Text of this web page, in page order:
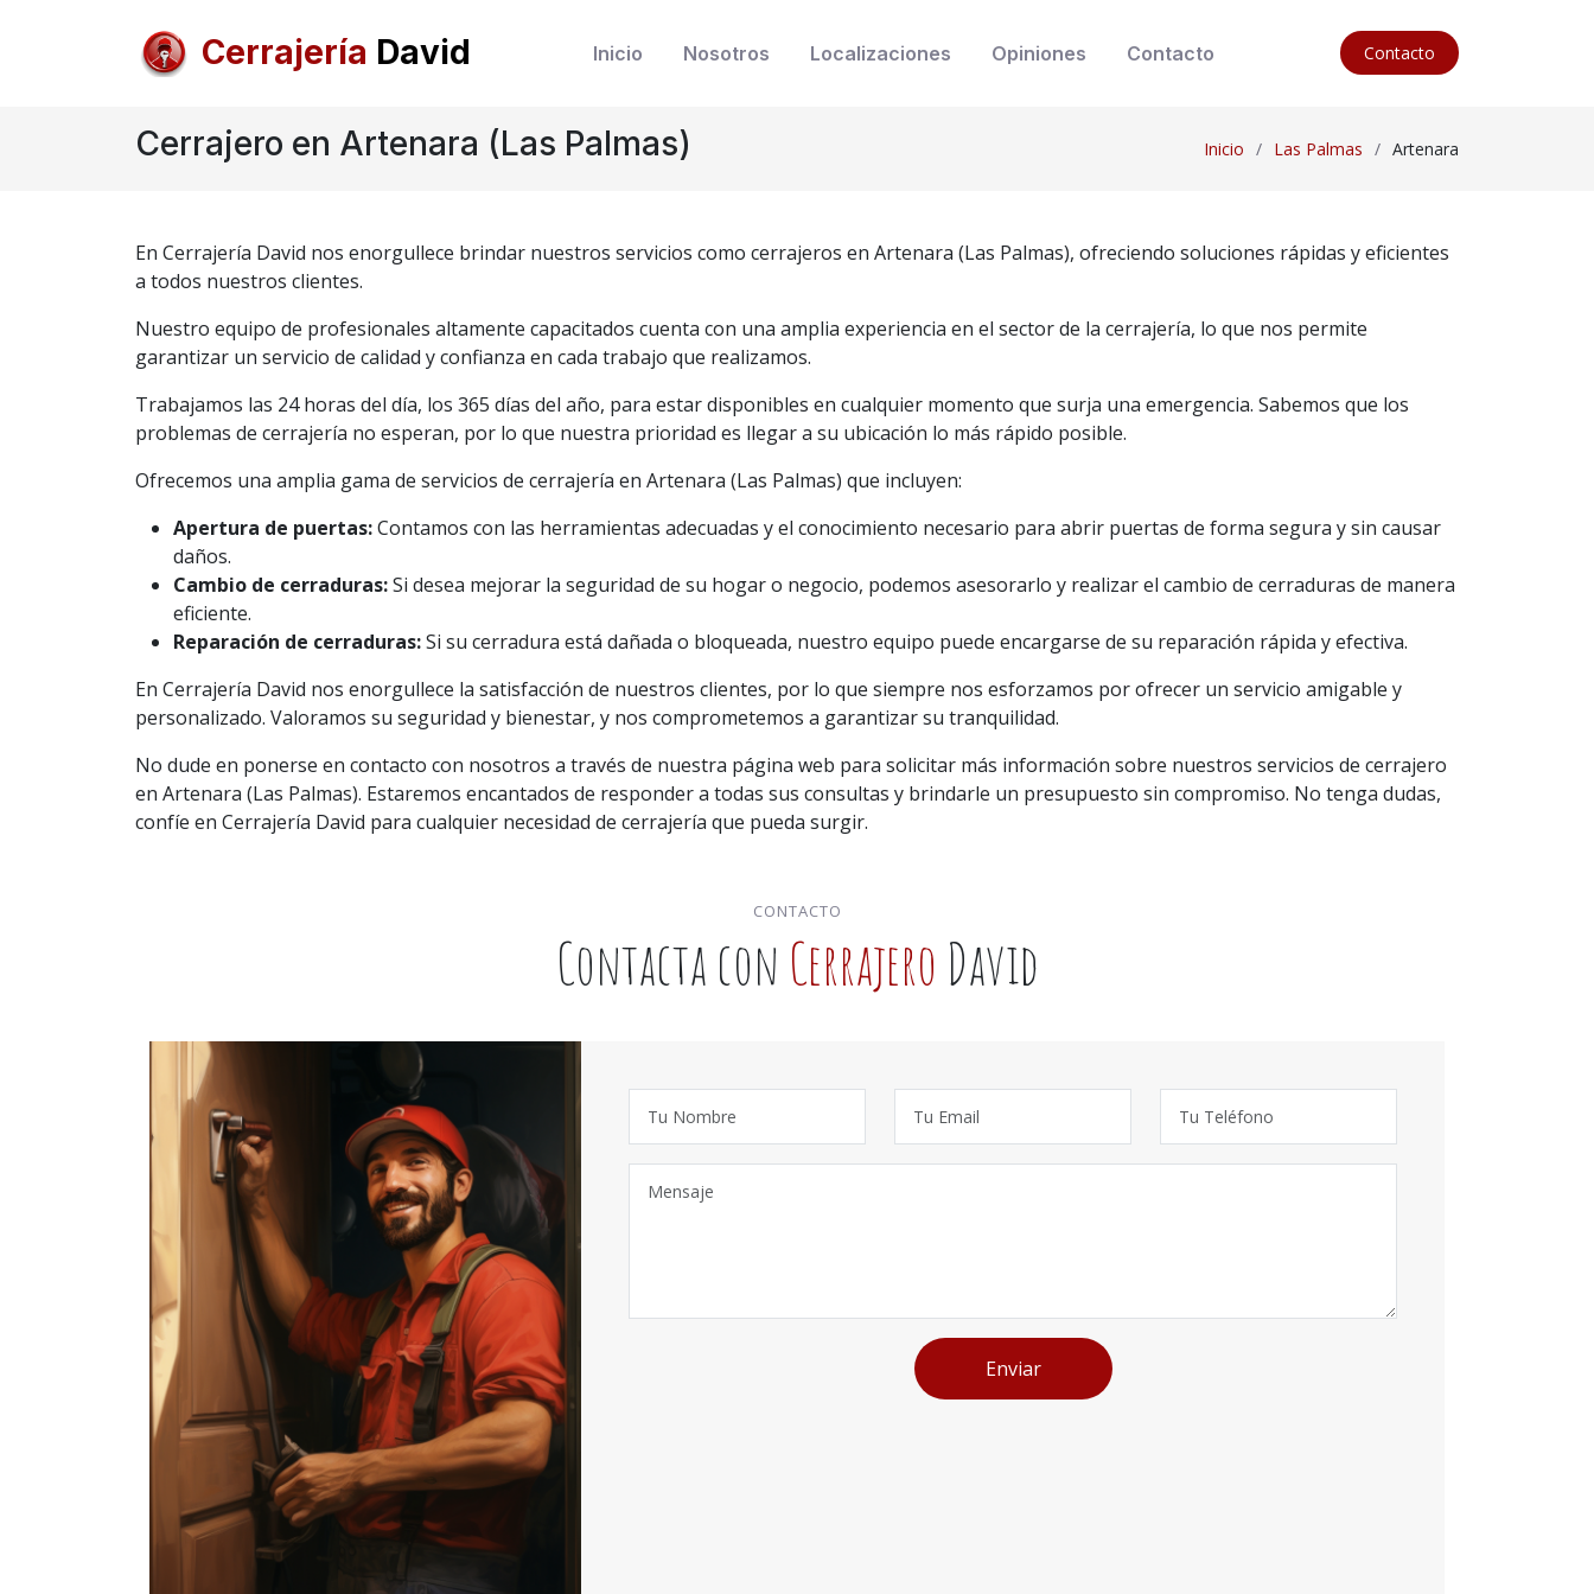
Cerrajería David Inicio Nosotros Localizaciones Opiniones Contacto Contacto
Cerrajero en Artenara (Las Palmas) Inicio Las Palmas Artenara
En Cerrajería David nos enorgullece brindar nuestros servicios como cerrajeros en Artenara (Las Palmas), ofreciendo soluciones rápidas y eficientes
a todos nuestros clientes.
Nuestro equipo de profesionales altamente capacitados cuenta con una amplia experiencia en el sector de la cerrajería, lo que nos permite
garantizar un servicio de calidad y confianza en cada trabajo que realizamos.
Trabajamos las 24 horas del día, los 365 días del año, para estar disponibles en cualquier momento que surja una emergencia. Sabemos que los
problemas de cerrajería no esperan, por lo que nuestra prioridad es llegar a su ubicación lo más rápido posible.
Ofrecemos una amplia gama de servicios de cerrajería en Artenara (Las Palmas) que incluyen:
Apertura de puertas:Contamos con las herramientas adecuadas y el conocimiento necesario para abrir puertas de forma segura y sin causar
daños.
Cambio de cerraduras:Si desea mejorar la seguridad de su hogar o negocio, podemos asesorarlo y realizar el cambio de cerraduras de manera
eficiente.
Reparación de cerraduras:Si su cerradura está dañada o bloqueada, nuestro equipo puede encargarse de su reparación rápida y efectiva.
En Cerrajería David nos enorgullece la satisfacción de nuestros clientes, por lo que siempre nos esforzamos por ofrecer un servicio amigable y
personalizado. Valoramos su seguridad y bienestar, y nos comprometemos a garantizar su tranquilidad.
No dude en ponerse en contacto con nosotros a través de nuestra página web para solicitar más información sobre nuestros servicios de cerrajero
en Artenara (Las Palmas). Estaremos encantados de responder a todas sus consultas y brindarle un presupuesto sin compromiso. No tenga dudas,
confíe en Cerrajería David para cualquier necesidad de cerrajería que pueda surgir.
CONTACTO
Contacta con Cerrajero David
Enviar